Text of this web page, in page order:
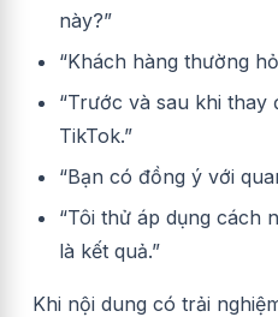
này?”
“Khách hàng thường
“Trước và sau khi thay
TikTok.”
“Bạn có đồng ý với
“Tôi thử áp dụng cách
là kết quả.”
Khi nội dung có trải